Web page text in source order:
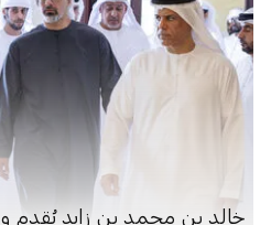
خالد بن محمد بن زايد يُقدم